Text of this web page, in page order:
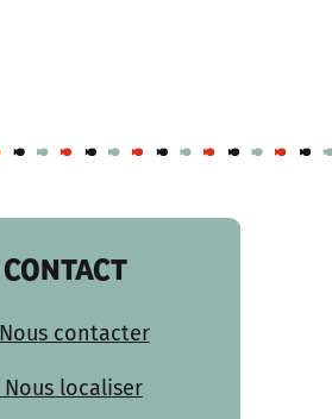
CONTACT
contacter
Nous localiser